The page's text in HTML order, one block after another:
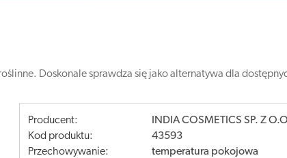
Doskonale sprawdza się jako alternatywa dla
Producent:
INDIA COSMETICS SP. Z
Kod produktu:
43593
Przechowywanie:
temperatura pokojowa